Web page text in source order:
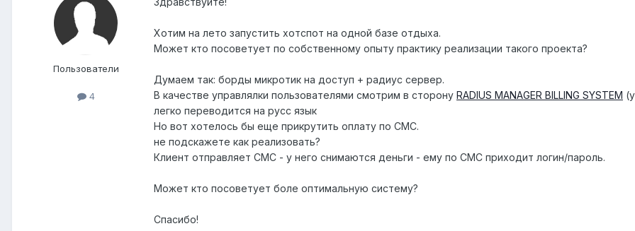
Пользователи
4
Хотим на лето запустить хотспот на одной базе отдыха.
Может кто посоветует по собственному опыту практику реализации такого проекта?
Думаем так: борды микротик на доступ + радиус сервер.
В качестве управлялки пользователями смотрим в сторону RADIUS MANAGER BILLING SYSTEM
легко переводится на русс язык
Но вот хотелось бы еще прикрутить оплату по СМС.
не подскажете как реализовать?
Клиент отправляет СМС - у него снимаются деньги - ему по СМС приходит логин/пароль.
Может кто посоветует боле оптимальную систему?
Спасибо!